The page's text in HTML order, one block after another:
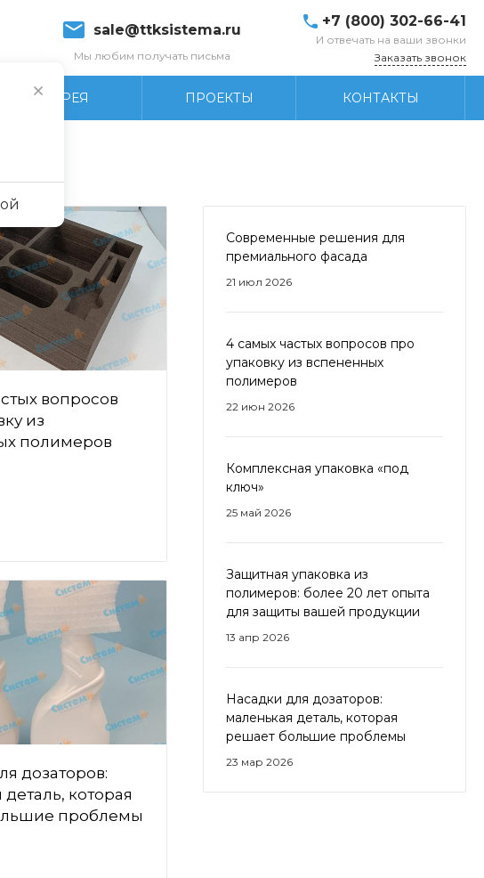
sale@ttksistema.ru
Мы любим получать письма
+7 (800) 302-66-41
И отвечать на ваши звонки
Заказать звонок
ПРОЕКТЫ КОНТАКТЫ
Современные решения для
премиального фасада
21 июл 2026
4 самых частых вопросов про
упаковку из вспененных
полимеров
22 июн 2026
Комплексная упаковка «под
ключ»
25 май 2026
Защитная упаковка из
полимеров: более 20 лет опыта
для защиты вашей продукции
13 апр 2026
Насадки для дозаторов:
маленькая деталь, которая
решает большие проблемы
23 мар 2026
вопросов
из
полимеров
дозаторов:
которая
проблемы